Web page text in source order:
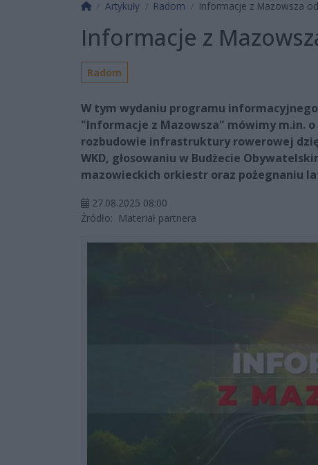
Strona główna
Artykuły Radom Informacje z Mazowsza
Informacje z
Radom
W tym wydaniu programu
"Informacje z Mazowsza" mówimy m.in.
rozbudowie infrastruktury rowerowej
WKD, głosowaniu w Budżecie
mazowieckich orkiestr oraz pożegnaniu
27.08.2025 08:00
Źródło: Materiał partnera